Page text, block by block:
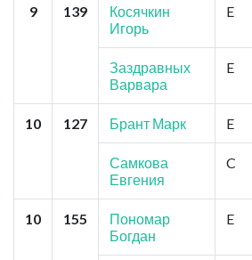
9 139
Косячкин
Игорь
E
Заздравных
Варвара
E
10 127 Брант Марк E
Самкова
Евгения
C
10 155
Пономар
Богдан
E